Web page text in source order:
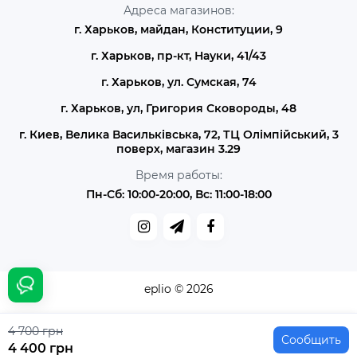
4 700 грн
4 400 грн
Сообщить
Адреса магазинов:
г. Харьков, майдан, Конституции, 9
г. Харьков, пр-кт, Науки, 41/43
г. Харьков, ул. Сумская, 74
г. Харьков, ул, Григория Сковороды, 48
г. Киев, Велика Васильківська, 72, ТЦ Олімпійський, 3
поверх, магазин 3.29
Время работы:
Пн-Сб: 10:00-20:00, Вс: 11:00-18:00
eplio © 2026